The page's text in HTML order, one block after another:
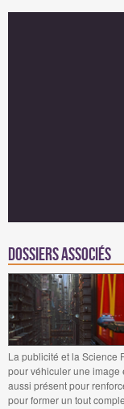
Dossiers associés
La publicité et la Science
pour véhiculer une image
aussi présent pour
pour former un tout